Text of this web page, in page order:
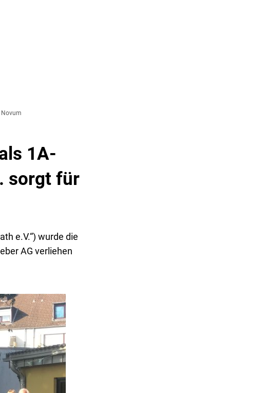
Novum
1A-
sorgt für
e.V.“) wurde die
AG verliehen